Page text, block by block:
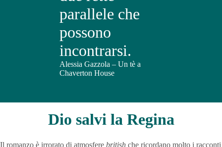
parallele che
possono
incontrarsi.
Alessia Gazzola – Un tè a
Chaverton House
Dio salvi la Regina
Il romanzo è irrorato di atmosfere british che ricordano molto i racconti